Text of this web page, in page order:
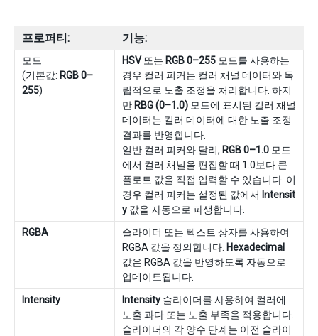
프로퍼티: 기능:
모드
(기본값: RGB 0–
255)
HSV 또는 RGB 0–255 모드를 사용하는
경우 컬러 피커는 컬러 채널 데이터와 독
립적으로 노출 조정을 처리합니다. 하지
만 RBG (0–1.0) 모드에 표시된 컬러 채널
데이터는 컬러 데이터에 대한 노출 조정
결과를 반영합니다.
일반 컬러 피커와 달리, RGB 0–1.0 모드
에서 컬러 채널을 편집할 때 1.0보다 큰
플로트 값을 직접 입력할 수 있습니다. 이
경우 컬러 피커는 설정된 값에서 Intensit
y 값을 자동으로 파생합니다.
RGBA
슬라이더 또는 텍스트 상자를 사용하여
RGBA 값을 정의합니다. Hexadecimal
값은 RGBA 값을 반영하도록 자동으로
업데이트됩니다.
Intensity
Intensity 슬라이더를 사용하여 컬러에
노출 과다 또는 노출 부족을 적용합니다.
슬라이더의 각 양수 단계는 이전 슬라이